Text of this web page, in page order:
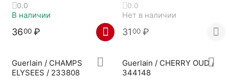
0.0
В наличии
3600 ₽
0.0
Нет в наличии
3100 ₽
Guerlain / CHAMPS
ELYSEES / 233808
Guerlain / CHERRY OUD /
344148